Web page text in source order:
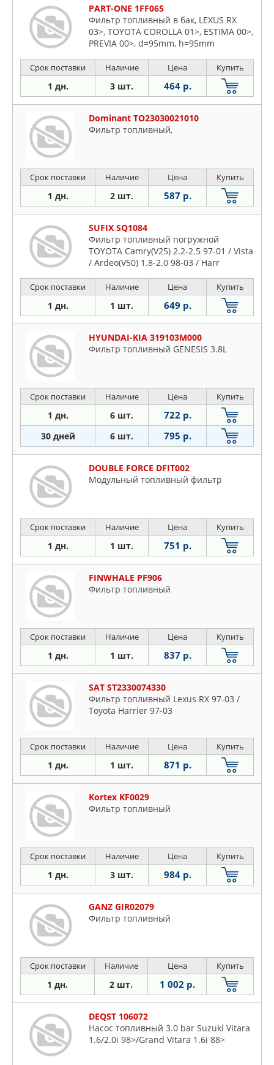
PART-ONE 1FF065
Фильтр топливный в бак, LEXUS RX
03>, TOYOTA COROLLA 01>, ESTIMA 00>,
PREVIA 00>, d=95mm, h=95mm
Срок поставки Наличие Цена Купить
1 дн. 3 шт. 464 р.
Dominant TO23030021010
Фильтр топливный,
Срок поставки Наличие Цена Купить
1 дн. 2 шт. 587 р.
SUFIX SQ1084
Фильтр топливный погружной
TOYOTA Camry(V25) 2.2-2.5 97-01 / Vista
/ Ardeo(V50) 1.8-2.0 98-03 / Harr
Срок поставки Наличие Цена Купить
1 дн. 1 шт. 649 р.
HYUNDAI-KIA 319103M000
Фильтр топливный GENESIS 3.8L
Срок поставки Наличие Цена Купить
1 дн. 6 шт. 722 р.
30 дней 6 шт. 795 р.
DOUBLE FORCE DFIT002
Модульный топливный фильтр
Срок поставки Наличие Цена Купить
1 дн. 1 шт. 751 р.
FINWHALE PF906
Фильтр топливный
Срок поставки Наличие Цена Купить
1 дн. 1 шт. 837 р.
SAT ST2330074330
Фильтр топливный Lexus RX 97-03 /
Toyota Harrier 97-03
Срок поставки Наличие Цена Купить
1 дн. 1 шт. 871 р.
Kortex KF0029
Фильтр топливный
Срок поставки Наличие Цена Купить
1 дн. 3 шт. 984 р.
GANZ GIR02079
Фильтр топливный
Срок поставки Наличие Цена Купить
1 дн. 2 шт. 1 002 р.
DEQST 106072
Насос топливный 3.0 bar Suzuki Vitara
1.6/2.0i 98>/Grand Vitara 1.6i 88>